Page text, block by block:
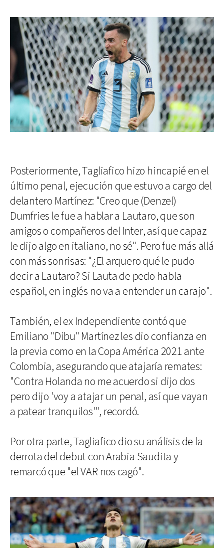
Posteriormente, Tagliafico hizo hincapié en el
último penal, ejecución que estuvo a cargo del
delantero Martínez: "Creo que (Denzel)
Dumfries le fue a hablar a Lautaro, que son
amigos o compañeros del Inter, así que capaz
le dijo algo en italiano, no sé". Pero fue más allá
con más sonrisas: "¿El arquero qué le pudo
decir a Lautaro? Si Lauta de pedo habla
español, en inglés no va a entender un carajo".
También, el ex Independiente contó que
Emiliano "Dibu" Martínez les dio confianza en
la previa como en la Copa América 2021 ante
Colombia, asegurando que atajaría remates:
"Contra Holanda no me acuerdo si dijo dos
pero dijo 'voy a atajar un penal, así que vayan
a patear tranquilos'", recordó.
Por otra parte, Tagliafico dio su análisis de la
derrota del debut con Arabia Saudita y
remarcó que "el VAR nos cagó".